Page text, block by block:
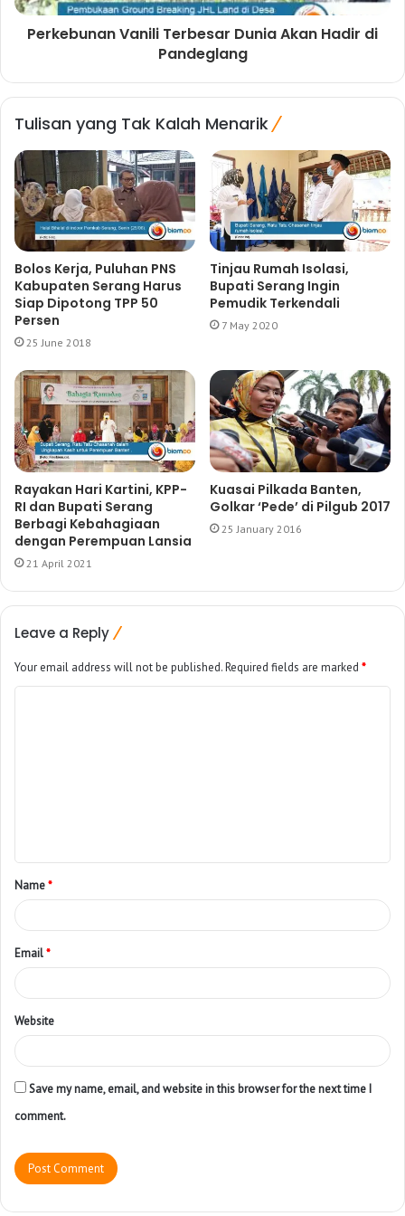
Perkebunan Vanili Terbesar Dunia Akan Hadir di
Pandeglang
Tulisan yang Tak Kalah Menarik
Bolos Kerja, Puluhan PNS
Kabupaten Serang Harus
Siap Dipotong TPP 50
Persen
25 June 2018
Tinjau Rumah Isolasi,
Bupati Serang Ingin
Pemudik Terkendali
7 May 2020
Rayakan Hari Kartini, KPP-
RI dan Bupati Serang
Berbagi Kebahagiaan
dengan Perempuan Lansia
21 April 2021
Kuasai Pilkada Banten,
Golkar ‘Pede’ di Pilgub 2017
25 January 2016
Leave a Reply
Your email address will not be published.Required fields are marked *
Name*
Email*
Website
Save my name, email, and website in this browser for the next time I
comment.